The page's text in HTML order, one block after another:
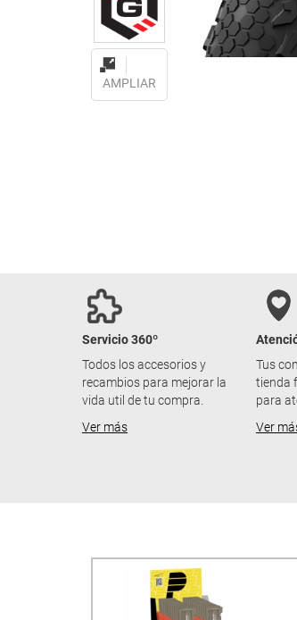
AMPLIAR
Servicio 360º
Todos los accesorios y
recambios para mejorar la
vida util de tu compra.
Ver más
Tus
tienda
para
Ver